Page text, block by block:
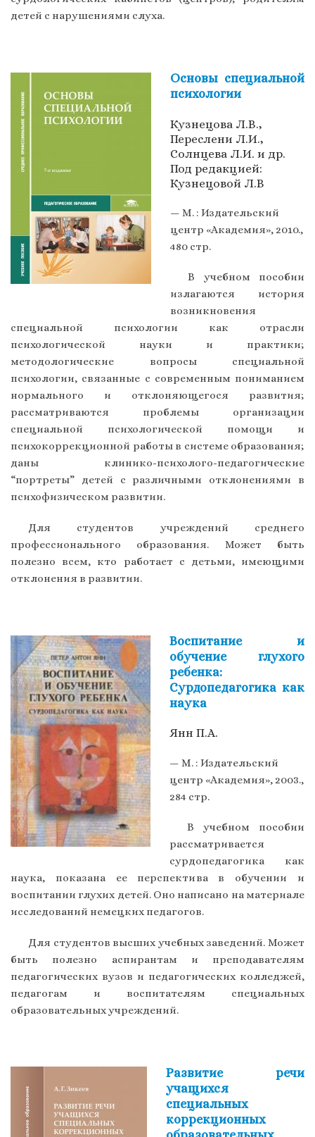
детей с нарушениями слуха.
Основы специальной
психологии
Кузнецова Л.В.,
Переслени Л.И.,
Солнцева Л.И. и др.
Под редакцией:
Кузнецовой Л.В
— М. : Издательский
центр «Академия», 2010.,
480 стр.
В учебном пособии
излагаются история
возникновения
специальной психологии как отрасли
психологической науки и практики;
методологические вопросы специальной
психологии, связанные с современным пониманием
нормального и отклоняющегося развития;
рассматриваются проблемы организации
специальной психологической помощи и
психокоррекционной работы в системе образования;
даны клинико-психолого-педагогические
“портреты” детей с различными отклонениями в
психофизическом развитии.
Для студентов учреждений среднего
профессионального образования. Может быть
полезно всем, кто работает с детьми, имеющими
отклонения в развитии.
Воспитание и
обучение глухого
ребенка:
Сурдопедагогика как
наука
Янн П.А.
— М. : Издательский
центр «Академия», 2003.,
284 стр.
В учебном пособии
рассматривается
сурдопедагогика как
наука, показана ее перспектива в обучении и
воспитании глухих детей. Оно написано на материале
исследований немецких педагогов.
Для студентов высших учебных заведений. Может
быть полезно аспирантам и преподавателям
педагогических вузов и педагогических колледжей,
педагогам и воспитателям специальных
образовательных учреждений.
Развитие речи
учащихся
специальных
коррекционных